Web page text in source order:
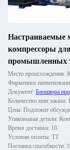
Настраиваемые
компрессоры
промышленных
Место происхождения:
Фирменное
Документ: Брошюра
Количество мин заказа:
Цена: Подлежит
Упаковывая детали:
Время доставки: 10
Условия оплаты: ТТ
Поставка способности: